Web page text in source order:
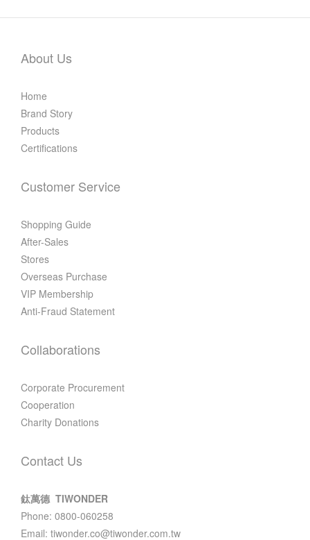
About Us
Home
Brand Story
Products
Certifications
Customer Service
Shopping Guide
After-Sales
Stores
Overseas Purchase
VIP Membership
Anti-Fraud Statement
Collaborations
Corporate Procurement
Cooperation
Charity Donations
Contact Us
鈦萬德 TIWONDER
Phone: 0800-060258
Email: tiwonder.co@tiwonder.com.tw